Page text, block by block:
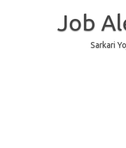
Job
Sarkari